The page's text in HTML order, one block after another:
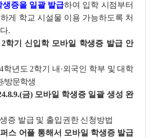
생증을 일괄 발급하여 입학 시점부터
게 학교 시설물 이용 가능하도록 처
.
2학기 신입학 모바일 학생증 발급 안
학년도 2학기 내·외국인 학부 및 대학
/방문학생
금) 모바일 학생증 일괄 생성 완
증 발급 및 출입권한 신청방법
스 어플 통해서 모바일 학생증 발급